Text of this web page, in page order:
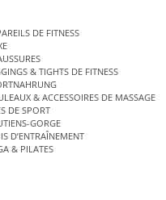
DE FITNESS
& TIGHTS DE FITNESS
& ACCESSOIRES DE MASSAGE
DE SPORT
GORGE
D’ENTRAÎNEMENT
& PILATES